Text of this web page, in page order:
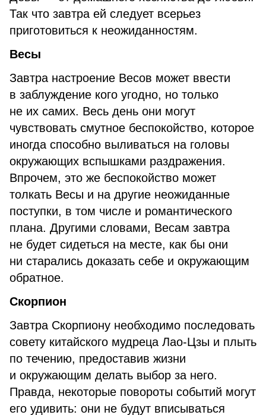
Так что завтра ей следует всерьез
приготовиться к неожиданностям.
Весы
Завтра настроение Весов может ввести
в заблуждение кого угодно, но только
не их самих. Весь день они могут
чувствовать смутное беспокойство, которое
иногда способно выливаться на головы
окружающих вспышками раздражения.
Впрочем, это же беспокойство может
толкать Весы и на другие неожиданные
поступки, в том числе и романтического
плана. Другими словами, Весам завтра
не будет сидеться на месте, как бы они
ни старались доказать себе и окружающим
обратное.
Скорпион
Завтра Скорпиону необходимо последовать
совету китайского мудреца Лао-Цзы и плыть
по течению, предоставив жизни
и окружающим делать выбор за него.
Правда, некоторые повороты событий могут
его удивить: они не будут вписываться